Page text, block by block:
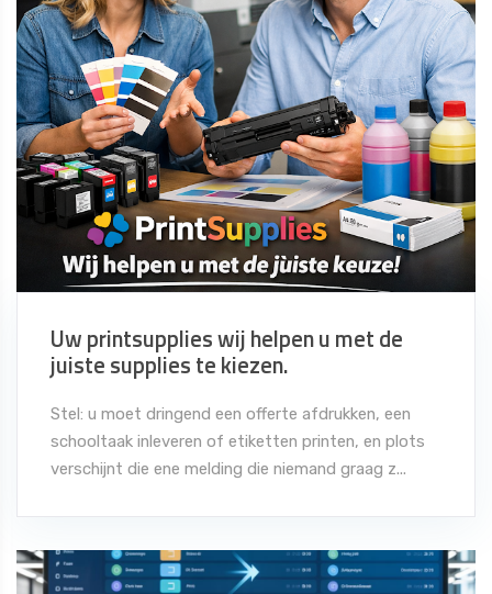
Uw printsupplies wij helpen u met de
juiste supplies te kiezen.
Stel: u moet dringend een offerte afdrukken, een
schooltaak inleveren of etiketten printen, en plots
verschijnt die ene melding die niemand graag z...